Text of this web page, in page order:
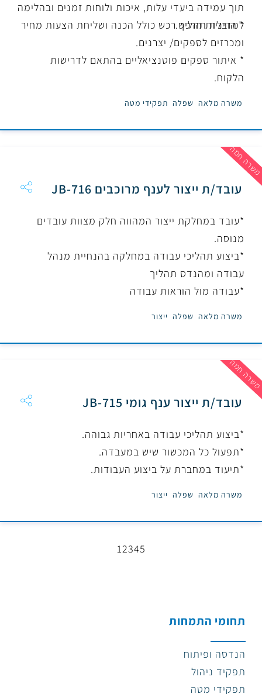
תוך עמידה ביעדי עלות, איכות ולוחות זמנים ובהלימה
למדיניות הרכש.
* הובלת תהליך רכש כולל הכנה ושליחת הצעות מחיר
ומכרזים לספקים/ יצרנים.
* איתור ספקים פוטנציאליים בהתאם לדרישות
הלקוח.
משרה מלאה שפלה תפקידי מטה
חמה
עובד/ת ייצור לענף מרוכבים JB-716
*עובד במחלקת ייצור המהווה חלק מצוות עובדים
מנוסה.
*ביצוע תהליכי עבודה במחלקה בהנחיית מנהל
עבודה ומהנדס תהליך
*עבודה מול הוראות עבודה
משרה מלאה שפלה ייצור
חמה
עובד/ת ייצור ענף גומי JB-715
*ביצוע תהליכי עבודה באחריות גבוהה.
*תפעול כל המכשור שיש במעבדה.
*תיעוד במחברת על ביצוע העבודות.
משרה מלאה שפלה ייצור
12345
תחומי התמחות
הנדסה ופיתוח
תפקיד ניהול
תפקידי מטה